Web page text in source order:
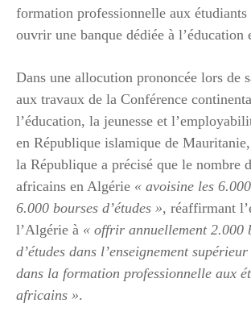
formation professionnelle aux
ouvrir une banque dédiée à l’éducation
Dans une allocution prononcée lors de
aux travaux de la Conférence
l’éducation, la jeunesse et
en République islamique de
la République a précisé que le nombre
africains en Algérie « avoisine les
6.000 bourses d’études », réaffirmant
l’Algérie à « offrir annuellement 2.000
d’études dans l’enseignement
dans la formation professionnelle aux
africains ».